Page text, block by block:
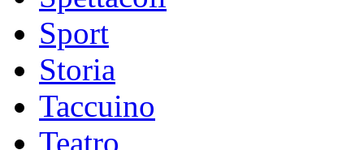
Sport
Storia
Taccuino
Teatro